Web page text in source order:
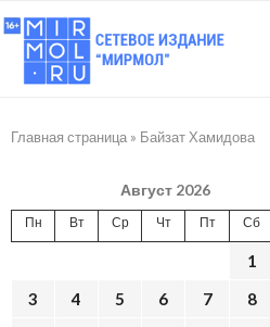
Главная страница » Байзат Хамидова
Август 2026
Пн Вт Ср Чт Пт Сб
1
3
4 5 6 7 8